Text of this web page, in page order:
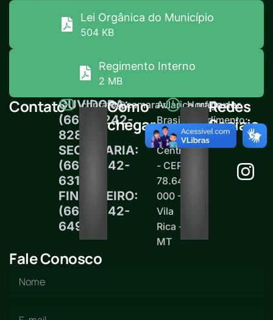
Lei Orgânica do Município
504 KB
Regimento Interno
2 MB
ContatoOUVIDORA:
(66) 99242-
8289
SECRETARIA:
(66)99242-
6313
FINANCEIRO:
(66)99242-
6497
contato@camaravilarica.mt.gov.br
Como
chegar
Av.
Brasil,
15 -
Centro
- CEP
78.645-
000 -
Vila
Rica -
MT
Horário de
atendimento:
12h às 18h
Redes
Sociais
Fale Conosco